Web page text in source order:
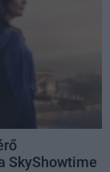
SkyShowtime